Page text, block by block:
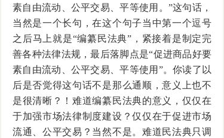
素自由流动、公平交易、平等使用。”这句话，
当然是一个长句，在这个句子当中第一个逗号
之后马上就是“编纂民法典”，紧接着是制定完
善各种法律法规，最后落脚点是“促进商品好要
素自由流动、公平交易、平等使用”。你读了以
后是否觉得这句话不是那么通顺，意义上也不
是很清晰？！难道编纂民法典的意义，仅仅在
于加强市场法律制度建设？仅仅在于促进市场
流通、公平交易？当然不是。难道民法典只调